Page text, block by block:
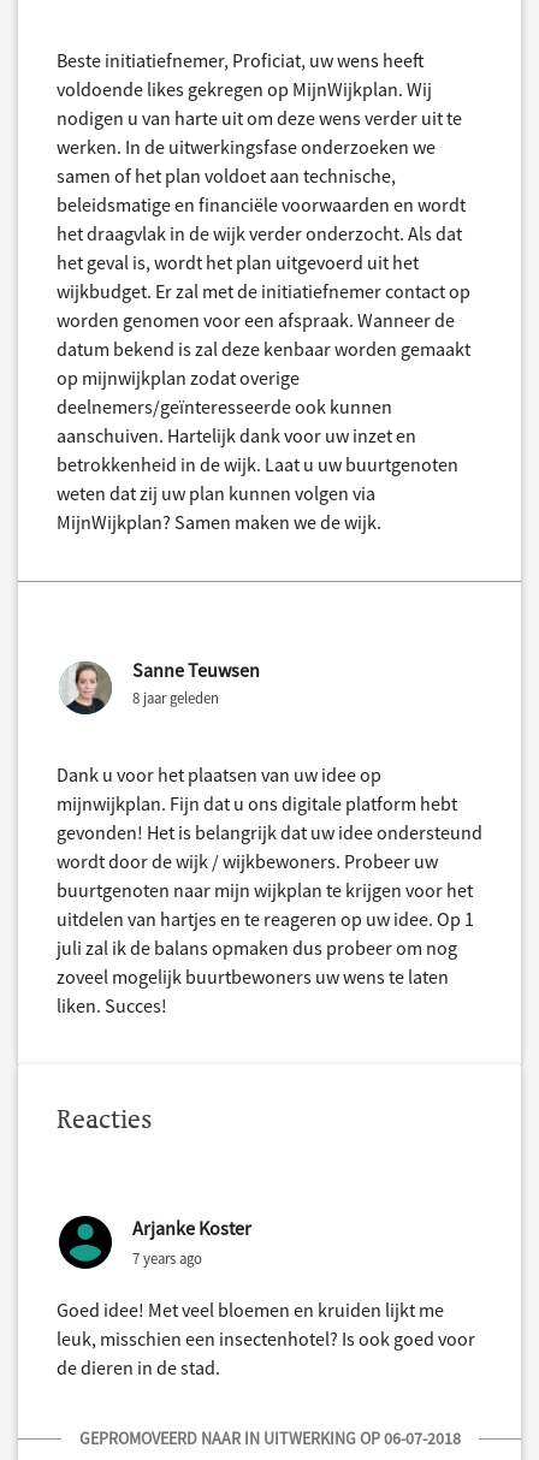
Beste initiatiefnemer, Proficiat, uw wens heeft
voldoende likes gekregen op MijnWijkplan. Wij
nodigen u van harte uit om deze wens verder uit te
werken. In de uitwerkingsfase onderzoeken we
samen of het plan voldoet aan technische,
beleidsmatige en financiële voorwaarden en wordt
het draagvlak in de wijk verder onderzocht. Als dat
het geval is, wordt het plan uitgevoerd uit het
wijkbudget. Er zal met de initiatiefnemer contact op
worden genomen voor een afspraak. Wanneer de
datum bekend is zal deze kenbaar worden gemaakt
op mijnwijkplan zodat overige
deelnemers/geïnteresseerde ook kunnen
aanschuiven. Hartelijk dank voor uw inzet en
betrokkenheid in de wijk. Laat u uw buurtgenoten
weten dat zij uw plan kunnen volgen via
MijnWijkplan? Samen maken we de wijk.
Sanne Teuwsen
8 jaar geleden
Dank u voor het plaatsen van uw idee op
mijnwijkplan. Fijn dat u ons digitale platform hebt
gevonden! Het is belangrijk dat uw idee ondersteund
wordt door de wijk / wijkbewoners. Probeer uw
buurtgenoten naar mijn wijkplan te krijgen voor het
uitdelen van hartjes en te reageren op uw idee. Op 1
juli zal ik de balans opmaken dus probeer om nog
zoveel mogelijk buurtbewoners uw wens te laten
liken. Succes!
Reacties
Arjanke Koster
7 years ago
Goed idee! Met veel bloemen en kruiden lijkt me
leuk, misschien een insectenhotel? Is ook goed voor
de dieren in de stad.
GEPROMOVEERD NAAR IN UITWERKING OP 06-07-2018